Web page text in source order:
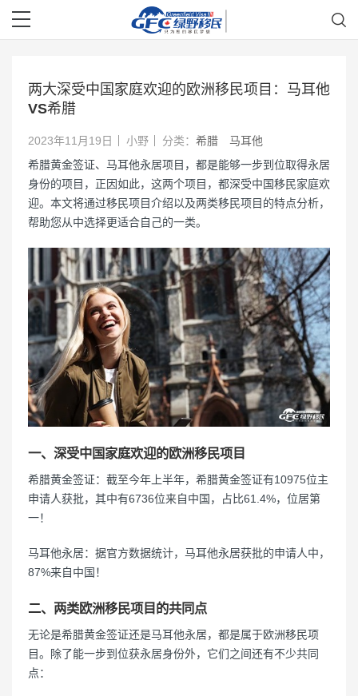
两大深受中国家庭欢迎的欧洲移民项目：马耳他
VS希腊
2023年11月19日 小野 分类： 希腊
马耳他
希腊黄金签证、马耳他永居项目，都是能够一步到位取得永居
身份的项目，正因如此，这两个项目，都深受中国移民家庭欢
迎。本文将通过移民项目介绍以及两类移民项目的特点分析，
帮助您从中选择更适合自己的一类。
一、深受中国家庭欢迎的欧洲移民项目
希腊黄金签证：截至今年上半年，希腊黄金签证有10975位主
申请人获批，其中有6736位来自中国，占比61.4%，位居第
一！
马耳他永居：据官方数据统计，马耳他永居获批的申请人中，
87%来自中国！
二、两类欧洲移民项目的共同点
无论是希腊黄金签证还是马耳他永居，都是属于欧洲移民项
目。除了能一步到位获永居身份外，它们之间还有不少共同
点：